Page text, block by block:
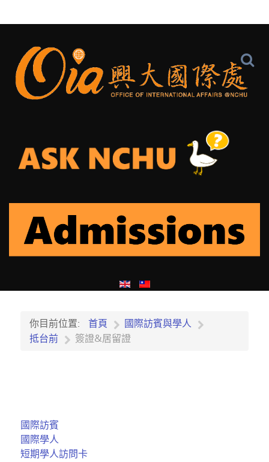
你目前位置: 首頁
國際訪賓與學人
抵台前
簽證&居留證
國際訪賓
國際學人
短期學人訪問卡